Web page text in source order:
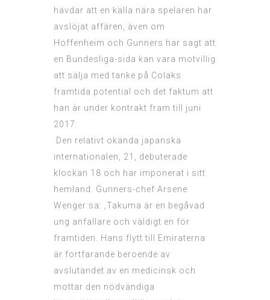
hävdar att en källa nära spelaren har
avslöjat affären, även om
Hoffenheim och Gunners har sagt att
en Bundesliga-sida kan vara motvillig
att sälja med tanke på Colaks
framtida potential och det faktum att
han är under kontrakt fram till juni
2017.
Den relativt okända japanska
internationalen, 21, debuterade
klockan 18 och har imponerat i sitt
hemland. Gunners-chef Arsene
Wenger sa: ‚Takuma är en begåvad
ung anfallare och väldigt en för
framtiden. Hans flytt till Emiraterna
är fortfarande beroende av
avslutandet av en medicinsk och
mottar den nödvändiga